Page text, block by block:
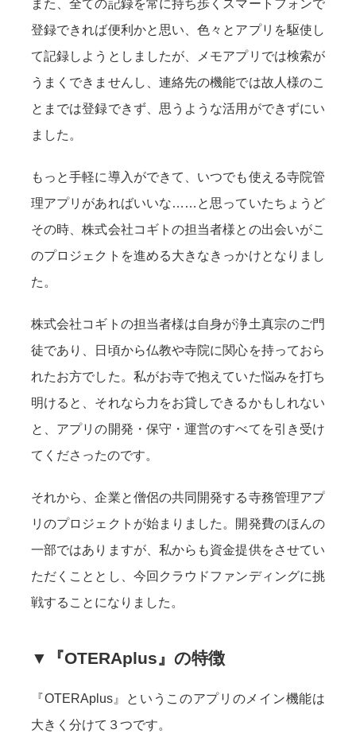
また、全ての記録を常に持ち歩くスマートフォンで
登録できれば便利かと思い、色々とアプリを駆使し
て記録しようとしましたが、メモアプリでは検索が
うまくできませんし、連絡先の機能では故人様のこ
とまでは登録できず、思うような活用ができずにい
ました。
もっと手軽に導入ができて、いつでも使える寺院管
理アプリがあればいいな……と思っていたちょうど
その時、株式会社コギトの担当者様との出会いがこ
のプロジェクトを進める大きなきっかけとなりまし
た。
株式会社コギトの担当者様は自身が浄土真宗のご門
徒であり、日頃から仏教や寺院に関心を持っておら
れたお方でした。私がお寺で抱えていた悩みを打ち
明けると、それなら力をお貸しできるかもしれない
と、アプリの開発・保守・運営のすべてを引き受け
てくださったのです。
それから、企業と僧侶の共同開発する寺務管理アプ
リのプロジェクトが始まりました。開発費のほんの
一部ではありますが、私からも資金提供をさせてい
ただくこととし、今回クラウドファンディングに挑
戦することになりました。
▼『OTERAplus』の特徴
『OTERAplus』というこのアプリのメイン機能は
大きく分けて３つです。